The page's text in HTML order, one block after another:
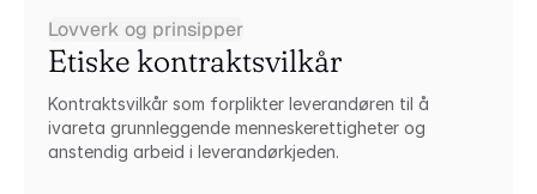
Lovverk og prinsipper
Etiske kontraktsvilkår
Kontraktsvilkår som forplikter leverandøren til å
ivareta grunnleggende menneskerettigheter og
anstendig arbeid i leverandørkjeden.